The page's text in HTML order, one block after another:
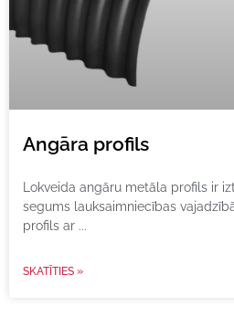
Angāra profils
Lokveida angāru metāla profils ir
segums lauksaimniecības
profils ar
SKATĪTIES »